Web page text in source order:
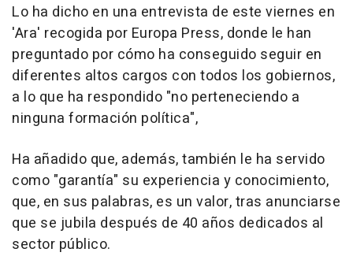
Lo ha dicho en una entrevista de este viernes en
'Ara' recogida por Europa Press, donde le han
preguntado por cómo ha conseguido seguir en
diferentes altos cargos con todos los gobiernos,
a lo que ha respondido "no perteneciendo a
ninguna formación política",
Ha añadido que, además, también le ha servido
como "garantía" su experiencia y conocimiento,
que, en sus palabras, es un valor, tras anunciarse
que se jubila después de 40 años dedicados al
sector público.